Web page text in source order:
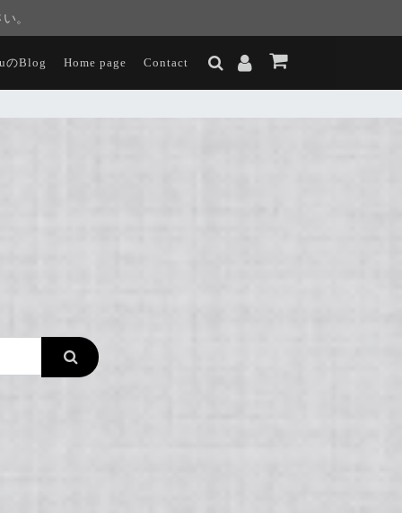
。
のBlog Home page Contact